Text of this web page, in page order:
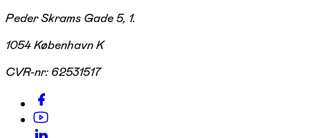
Peder Skrams Gade 5, 1.
1054 København K
CVR-nr: 62531517